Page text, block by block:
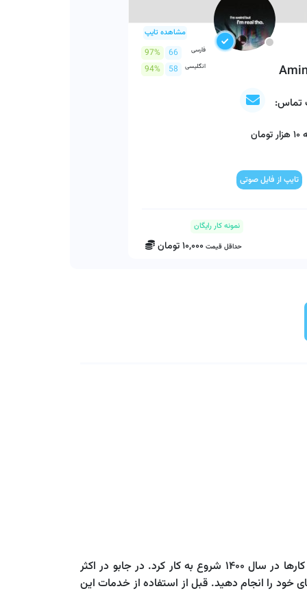
و چارت برنامه نویسی
مشاهده تایپ
66
97% فارسی
58
94% انگلیسی
تماس:
تایپ از فایل صوتی
نمونه کار رایگان
حداقل قیمت 10,000تومان
جابو یکی از بخش‌های سامانه تایپو می باشد که با هدف کمک به اشتغال جوانان و همچنین آسان سازی فرآیند برون سپاری کارها در سال 1400 شروع به کار کرد. در جابو در اکثر
خود را انجام دهید. قبل از استفاده از خدمات این